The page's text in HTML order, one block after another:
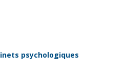
psychologiques